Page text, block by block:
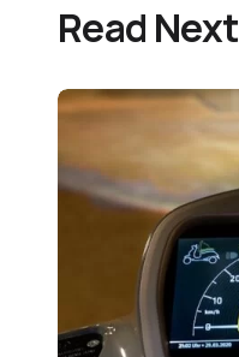
Read Next